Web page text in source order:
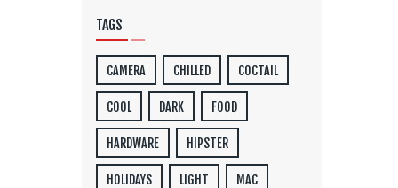
TAGS
CAMERA CHILLED COCTAIL
COOL DARK FOOD
HARDWARE HIPSTER
HOLIDAYS LIGHT MAC